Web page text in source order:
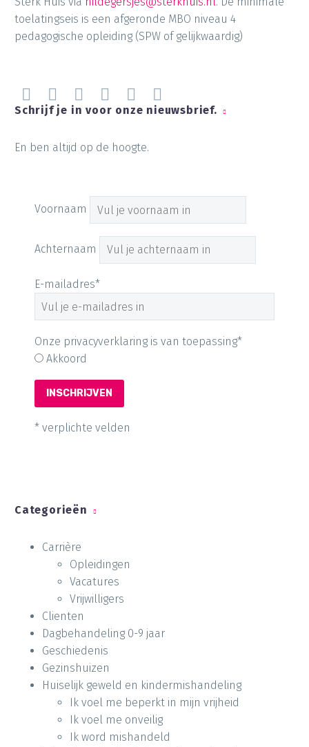
toelatingseis is een afgeronde MBO niveau 4
pedagogische opleiding (SPW of gelijkwaardig)
Schrijf je in voor onze nieuwsbrief.
En ben altijd op de hoogte.
Voornaam
Achternaam
E-mailadres*
Onze privacyverklaring is van toepassing*
Akkoord
* verplichte velden
Categorieën
Carrière
Opleidingen
Vacatures
Vrijwilligers
Clienten
Dagbehandeling 0-9 jaar
Geschiedenis
Gezinshuizen
Huiselijk geweld en kindermishandeling
Ik voel me beperkt in mijn vrijheid
Ik voel me onveilig
Ik word mishandeld